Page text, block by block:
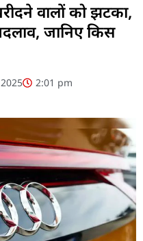
वालों को झटका,
जानिए किस
2:01 pm